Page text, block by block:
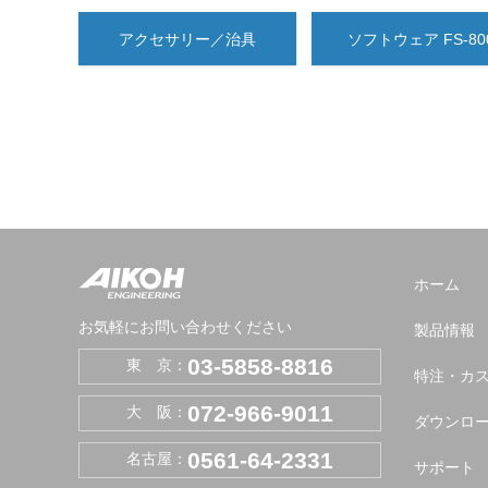
アクセサリー／治具 ソフトウェア FS-
お気軽にお問い合わせください
東 京： 03-5858-8816
大 阪： 072-966-9011
名古屋： 0561-64-2331
ホーム
製品情報
特注・カ
ダウンロ
サポート